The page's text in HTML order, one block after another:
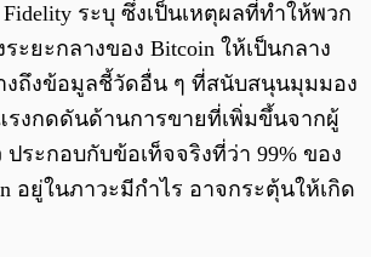
ระบุ ซึ่งเป็นเหตุผลที่ทำให้พวก
ะยะกลางของ Bitcoin ให้เป็นกลาง
งถึงข้อมูลชี้วัดอื่น ๆ ที่สนับสนุนมุมมอง
รงกดดันด้านการขายที่เพิ่มขึ้นจากผู้
ระกอบกับข้อเท็จจริงที่ว่า 99% ของ
อยู่ในภาวะมีกำไร อาจกระตุ้นให้เกิด